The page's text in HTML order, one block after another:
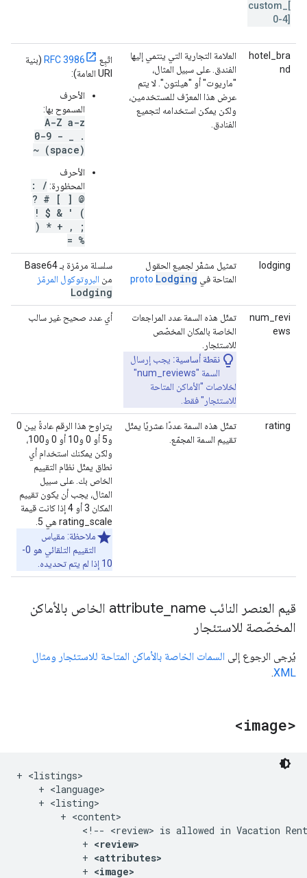
custom_[
0-4]
hotel_bra
nd
العلامة التجارية التي ينتمي إليها
الفندق. على سبيل المثال،
"ماريوت" أو "هيلتون". لا يتم
عرض هذا المعرّف للمستخدمين،
ولكن يمكن استخدامه لتجميع
الفنادق.
اتّبِع RFC 3986 (بنية
URI العامة):
الأحرف
المسموح بها:
A-Z a-z
0-9 - _ .
~ (space)
الأحرف
المحظورة: : /
? # [ ] @
! $ & ' (
) * + , ;
= %
lodging
تمثيل مشفّر لجميع الحقول
المتاحة في Lodging
سلسلة مرمّزة بـ Base64
من البروتوكول المرمّز
Lodging
num_revi
ews
تمثّل هذه السمة عدد المراجعات
الخاصة بالمكان المخصّص
للاستئجار.
نقطة أساسية: يجب إرسال
السمة "num_reviews"
لخلاصات "الأماكن المتاحة
للاستئجار" فقط.
أي عدد صحيح غير سالب
rating
تمثّل هذه السمة عددًا عشريًا يمثّل
تقييم السمة المجمّع.
يتراوح هذا الرقم عادةً بين 0
و5 أو 0 و10 أو 0 و100،
ولكن يمكنك استخدام أي
نطاق يمثّل نظام التقييم
الخاص بك. على سبيل
المثال، يجب أن يكون تقييم
المكان 3 أو 4 إذا كانت قيمة
rating_scale هي 5.
ملاحظة: مقياس
التقييم التلقائي هو 0-
10 إذا لم يتم تحديده.
قيم العنصر النائب attribute
name الخاص بالأماكن
المخصّصة للاستئجار
يُرجى الرجوع إلى السمات الخاصة بالأماكن المتاحة للاستئجار ومثال
XML
.
<image>
+ <listings>
    + <language>
    + <listing>
        + <content>
<!-- <review> is allowed in Vacation
            +
<review>
            +
<attributes>
            +
<image>